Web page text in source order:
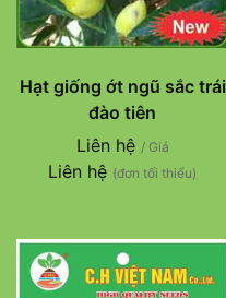
Hạt giống ớt ngũ sắc trái
đào tiên
Liên hệ / Giá
Liên hệ (đơn tối thiểu)